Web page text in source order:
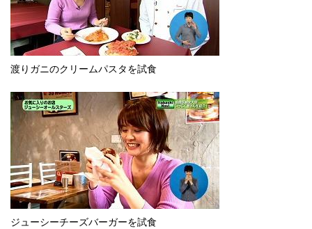
渡りガニのクリームパスタを試食
ジューシーチーズバーガーを試食